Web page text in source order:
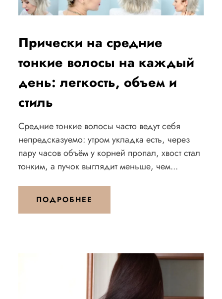
Прически на средние
тонкие волосы на каждый
день: легкость, объем и
стиль
Средние тонкие волосы часто ведут себя
непредсказуемо: утром укладка есть, через
пару часов объём у корней пропал, хвост стал
тонким, а пучок выглядит меньше, чем...
ПОДРОБНЕЕ